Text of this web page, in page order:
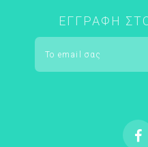
ΕΓΓΡΑΦΉ ΣΤΟ